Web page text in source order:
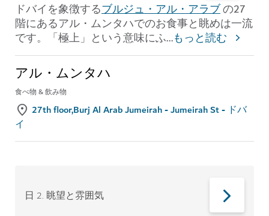
ドバイを象徴するブルジュ・アル・アラブの27
階にあるアル・ムンタハでのお食事と眺めは一流
です。「極上」という意味にふ...もっと読む
アル・ムンタハ
食べ物 & 飲み物
27th floor,Burj Al Arab Jumeirah - Jumeirah St - ドバ
イ
日 2. 眺望と雰囲気